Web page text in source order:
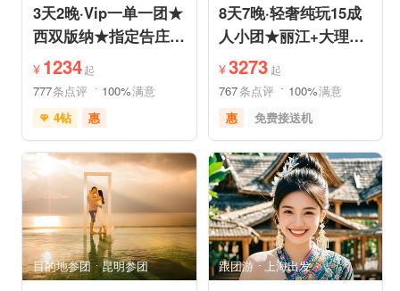
3天2晚·Vip一单一团★
西双版纳★指定告庄内
泳池酒店或温德姆国际
连锁
¥ 1234起
777条点评 100%满意
4钻
惠
充足自由时间
免费接送机
支持儿童入住
品质游
情侣游
祈福之旅
赏花之旅
森林公园
森林草原
特色民宿
亲子休闲
自由活动
目的地参团
昆明参团
8天7晚·轻奢纯玩15成
人小团★丽江+大理
+香格里拉/泸沽湖★直
飞丽江
¥3273 起
767条点评 100%满意
惠
免费接送机
家庭游
祈福之旅
赏花之旅
摄影之旅
雪山之旅
自然山水
行车时长短
跟团游 上海出发